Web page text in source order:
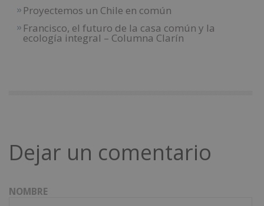
Proyectemos un Chile en común
Francisco, el futuro de la casa común y la
ecología integral – Columna Clarín
Dejar un comentario
NOMBRE